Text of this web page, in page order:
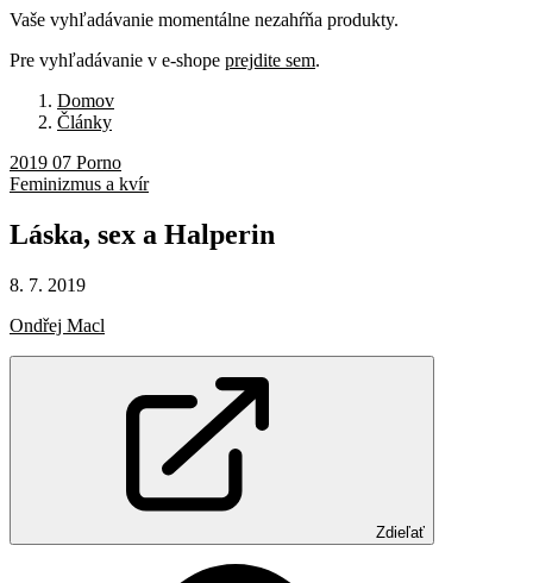
Vaše vyhľadávanie momentálne nezahŕňa produkty.
Pre vyhľadávanie v e-shope prejdite sem.
Domov
Články
2019 07 Porno
Feminizmus a kvír
Láska, sex a Halperin
8. 7. 2019
Ondřej Macl
Zdieľať